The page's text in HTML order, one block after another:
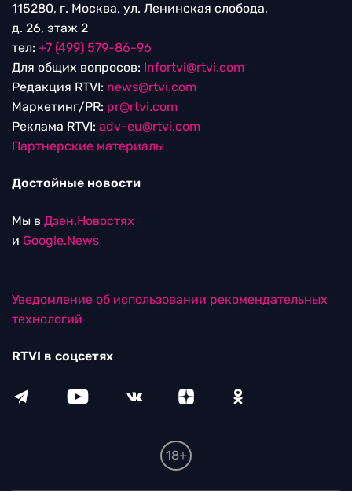
115280, г. Москва, ул. Ленинская слобода,
д. 26, этаж 2
тел: +7 (499) 579-86-96
Для общих вопросов: Infortvi@rtvi.com
Редакция RTVI: news@rtvi.com
Маркетинг/PR: pr@rtvi.com
Реклама RTVI: adv-eu@rtvi.com
Партнерские материалы
Достойные новости
Мы в Дзен.Новостях
и Google.News
Уведомление об использовании рекомендательных
технологий
RTVI в соцсетях
18+